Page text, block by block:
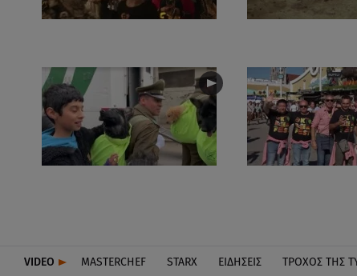
VIDEO MASTERCHEF STARX ΕΙΔΉΣΕΙΣ ΤΡΟΧΌΣ ΤΗΣ